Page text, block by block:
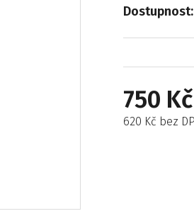
750 Kč
620 Kč bez